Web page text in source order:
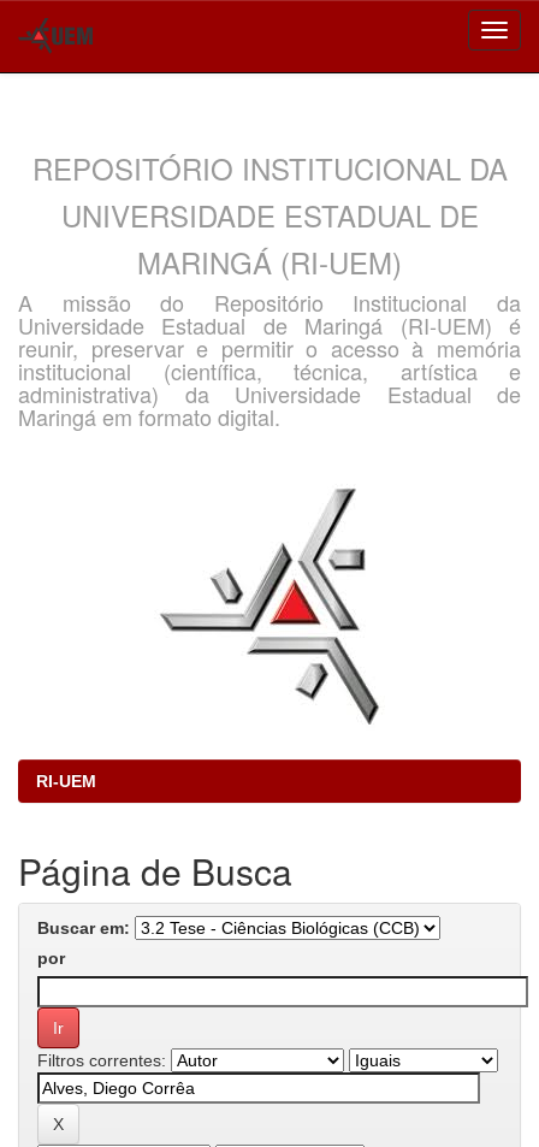
REPOSITÓRIO INSTITUCIONAL DA
UNIVERSIDADE ESTADUAL DE
MARINGÁ (RI-UEM)
A missão do Repositório Institucional da
Universidade Estadual de Maringá (RI-UEM) é
reunir, preservar e permitir o acesso à memória
institucional (científica, técnica, artística e
administrativa) da Universidade Estadual de
Maringá em formato digital.
RI-UEM
Página de Busca
Buscar em:
por
Filtros correntes: